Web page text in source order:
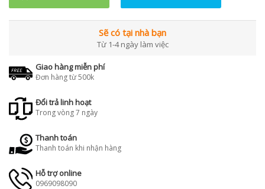
Sẽ có tại nhà bạn
Từ 1-4 ngày làm việc
Giao hàng miễn phí
Đơn hàng từ 500k
Đổi trả linh hoạt
Trong vòng 7 ngày
Thanh toán
Thanh toán khi nhận hàng
Hỗ trợ online
0969098090